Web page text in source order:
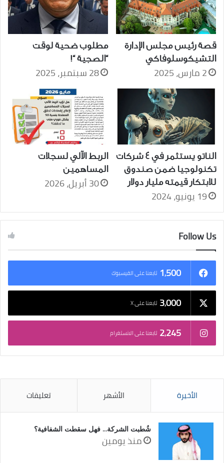
قصة رئيس مجلس الإدارة
التشيكوسلوفاكي
2 مارس، 2025
مطلوب ضحية لوقت
“الصجية “!
28 سبتمبر، 2025
الناتو يستثمر في 4 شركات
تكنولوجيا ضمن صندوق
للابتكار قيمته مليار دولار
19 يونيو، 2024
الربط الآلي لسجلات
المساهمين
30 أبريل، 2026
Follow Us
1٬500 تابعنا على الفيسبوك
3٬000 تابعنا على X
2٬245 تابعنا على الانستغرام
الأخيرة الأشهر تعليقات
شُطبت الشركة… فهل سقطت الشفافية؟
منذ يومين